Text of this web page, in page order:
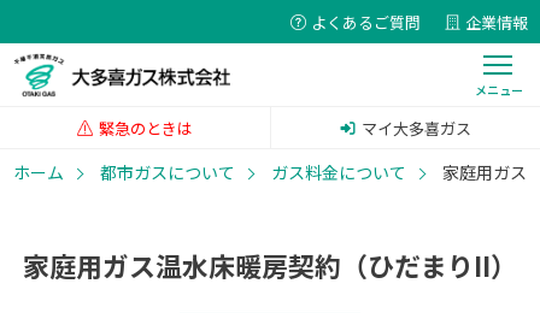
よくあるご質問 企業情報
緊急のときは マイ大多喜ガス
ホーム 都市ガスについて ガス料金について 家庭用ガス
家庭用ガス温水床暖房契約 （ひだまりII）